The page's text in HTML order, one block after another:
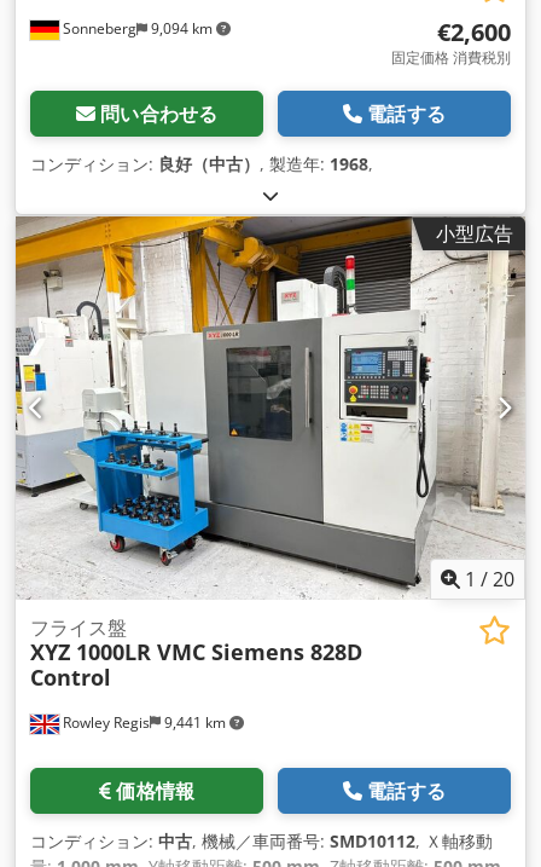
Sonneberg 9,094 km €2,600
固定価格 消費税別
問い合わせる 電話する
コンディション: 良好（中古） , 製造年: 1968,
小型広告
1 /20
Rowley Regis 9,441 km
フライス盤
XYZ 1000LR VMC Siemens 828D
Control
価格情報 電話する
コンディション: 中古, 機械／車両番号: SMD10112, Ｘ軸移動